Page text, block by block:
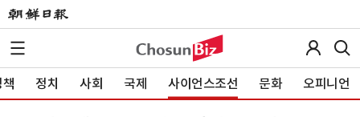
정치 사회 국제 사이언스조선 문화 오피니언